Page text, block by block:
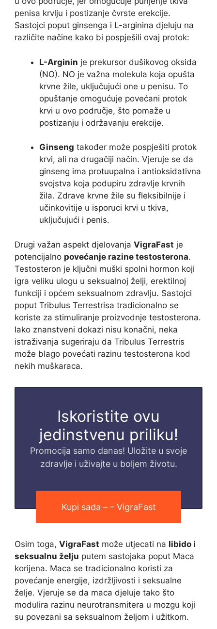
penisa krvlju i postizanje čvrste erekcije.
Sastojci poput ginsenga i L-arginina djeluju na
različite načine kako bi pospješili ovaj protok:
L-Arginin je prekursor dušikovog oksida
(NO). NO je važna molekula koja opušta
krvne žile, uključujući one u penisu. To
opuštanje omogućuje povećani protok
krvi u ovo područje, što pomaže u
postizanju i održavanju erekcije.
Ginseng također može pospješiti protok
krvi, ali na drugačiji način. Vjeruje se da
ginseng ima protuupalna i antioksidativna
svojstva koja podupiru zdravlje krvnih
žila. Zdrave krvne žile su fleksibilnije i
učinkovitije u isporuci krvi u tkiva,
uključujući i penis.
Drugi važan aspekt djelovanja VigraFast je
potencijalno povećanje razine testosterona.
Testosteron je ključni muški spolni hormon koji
igra veliku ulogu u seksualnoj želji, erektilnoj
funkciji i općem seksualnom zdravlju. Sastojci
poput Tribulus Terrestrisa tradicionalno se
koriste za stimuliranje proizvodnje testosterona.
Iako znanstveni dokazi nisu konačni, neka
istraživanja sugeriraju da Tribulus Terrestris
može blago povećati razinu testosterona kod
nekih muškaraca.
Iskoristite ovu
jedinstvenu priliku!
Promocija samo danas! Uložite u svoje
zdravlje i uživajte u boljem životu.
Kupi sada – – VigraFast
Osim toga, VigraFast može utjecati na libido i
seksualnu želju putem sastojaka poput Maca
korijena. Maca se tradicionalno koristi za
povećanje energije, izdržljivosti i seksualne
želje. Vjeruje se da maca djeluje tako što
modulira razinu neurotransmitera u mozgu koji
su povezani sa seksualnom željom i užitkom.